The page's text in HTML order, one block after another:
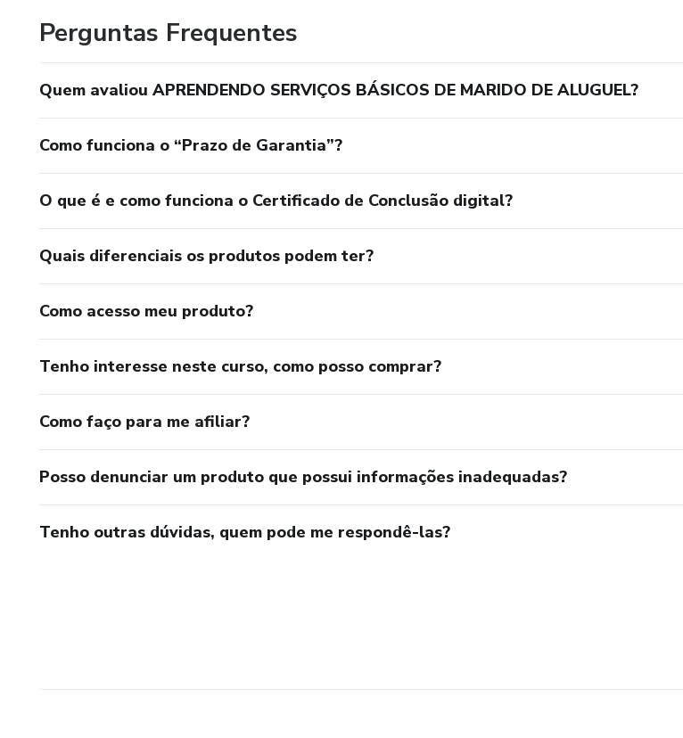
Perguntas Frequentes
Quem avaliou APRENDENDO SERVIÇOS BÁSICOS DE MARIDO DE ALUGUEL?
Como funciona o “Prazo de Garantia”?
O que é e como funciona o Certificado de Conclusão digital?
Quais diferenciais os produtos podem ter?
Como acesso meu produto?
Tenho interesse neste curso, como posso comprar?
Como faço para me afiliar?
Posso denunciar um produto que possui informações inadequadas?
Tenho outras dúvidas, quem pode me respondê-las?